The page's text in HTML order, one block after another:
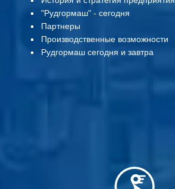
"Рудгормаш" - сегодня
Партнеры
Производственные возможности
Рудгормаш сегодня и завтра